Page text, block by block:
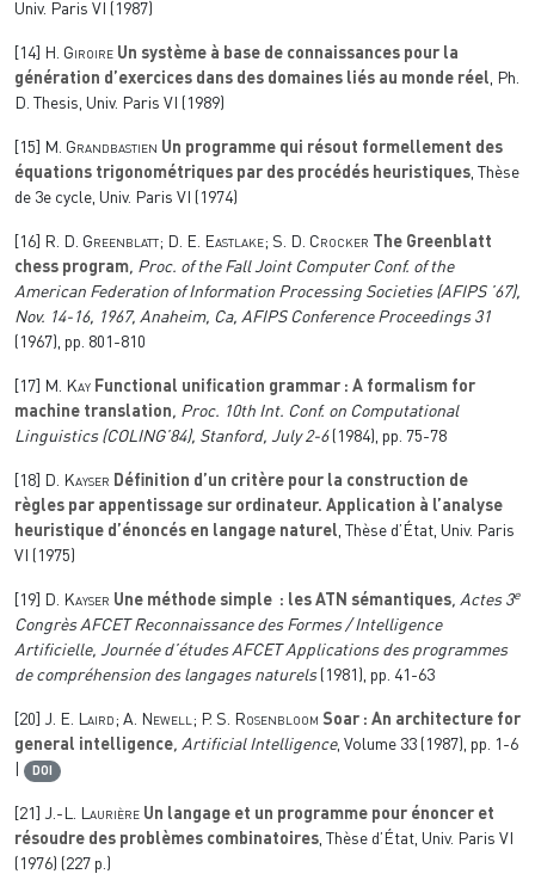
Univ. Paris VI (1987)
[14] H. Giroire Un système à base de connaissances pour la
génération d’exercices dans des domaines liés au monde réel, Ph.
D. Thesis, Univ. Paris VI (1989)
[15] M. Grandbastien Un programme qui résout formellement des
équations trigonométriques par des procédés heuristiques, Thèse
de 3e cycle, Univ. Paris VI (1974)
[16] R. D. Greenblatt; D. E. Eastlake; S. D. Crocker The Greenblatt
chess program, Proc. of the Fall Joint Computer Conf. of the
American Federation of Information Processing Societies (AFIPS ’67),
Nov. 14-16, 1967, Anaheim, Ca, AFIPS Conference Proceedings 31
(1967), pp. 801-810
[17] M. Kay Functional unification grammar : A formalism for
machine translation, Proc. 10th Int. Conf. on Computational
Linguistics (COLING’84), Stanford, July 2-6(1984), pp. 75-78
[18] D. Kayser Définition d’un critère pour la construction de
règles par appentissage sur ordinateur. Application à l’analyse
heuristique d’énoncés en langage naturel, Thèse d’État, Univ. Paris
VI (1975)
[19] D. Kayser Une méthode simple : les ATN sémantiques, Actes 3e
Congrès AFCET Reconnaissance des Formes / Intelligence
Artificielle, Journée d’études AFCET Applications des programmes
de compréhension des langages naturels(1981), pp. 41-63
[20] J. E. Laird; A. Newell; P. S. Rosenbloom Soar : An architecture for
general intelligence, Artificial Intelligence, Volume 33 (1987), pp. 1-6
DOI
[21] J.-L. Laurière Un langage et un programme pour énoncer et
résoudre des problèmes combinatoires, Thèse d’État, Univ. Paris VI
(1976) (227 p.)